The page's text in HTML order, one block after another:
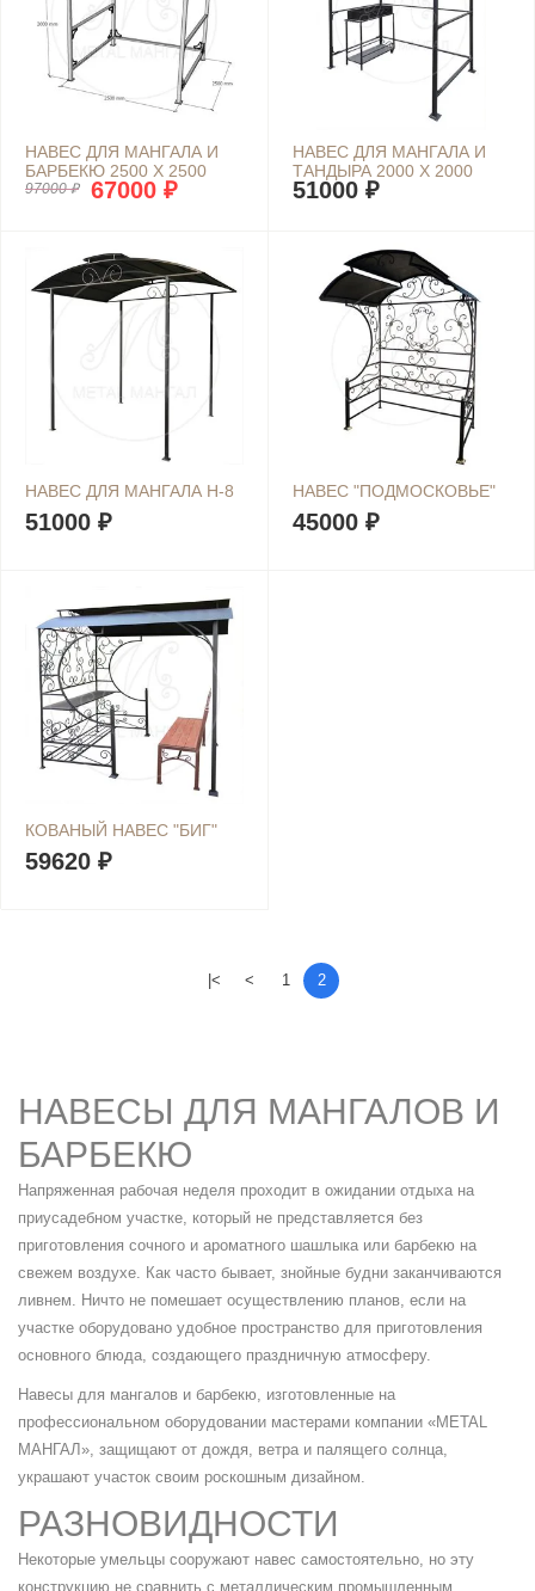
НАВЕС ДЛЯ МАНГАЛА И
БАРБЕКЮ 2500 Х 2500
97000 ₽ 67000 ₽
НАВЕС ДЛЯ МАНГАЛА И
ТАНДЫРА 2000 Х 2000
51000 ₽
НАВЕС ДЛЯ МАНГАЛА Н-8
51000 ₽
НАВЕС "ПОДМОСКОВЬЕ"
45000 ₽
КОВАНЫЙ НАВЕС "БИГ"
59620 ₽
|< < 1 2
НАВЕСЫ ДЛЯ МАНГАЛОВ И
БАРБЕКЮ
Напряженная рабочая неделя проходит в ожидании отдыха на
приусадебном участке, который не представляется без
приготовления сочного и ароматного шашлыка или барбекю на
свежем воздухе. Как часто бывает, знойные будни заканчиваются
ливнем. Ничто не помешает осуществлению планов, если на
участке оборудовано удобное пространство для приготовления
основного блюда, создающего праздничную атмосферу.
Навесы для мангалов и барбекю, изготовленные на
профессиональном оборудовании мастерами компании «METAL
МАНГАЛ», защищают от дождя, ветра и палящего солнца,
украшают участок своим роскошным дизайном.
РАЗНОВИДНОСТИ
Некоторые умельцы сооружают навес самостоятельно, но эту
конструкцию не сравнить с металлическим промышленным